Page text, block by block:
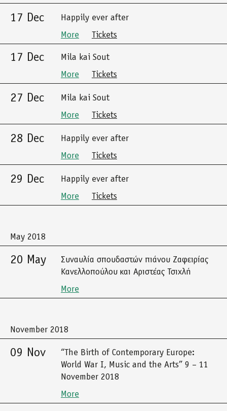
17 Dec
Happily ever after
More
Tickets
17 Dec
Mila kai Sout
More
Tickets
27 Dec
Mila kai Sout
More
Tickets
28 Dec
Happily ever after
More
Tickets
29 Dec
Happily ever after
More
Tickets
May 2018
20 May
Συναυλία σπουδαστών πιάνου Ζαφειρίας
Κανελλοπούλου και Αριστέας Τσιχλή
More
November 2018
09 Nov
“The Birth of Contemporary Europe:
World War I, Music and the Arts” 9 – 11
November 2018
More